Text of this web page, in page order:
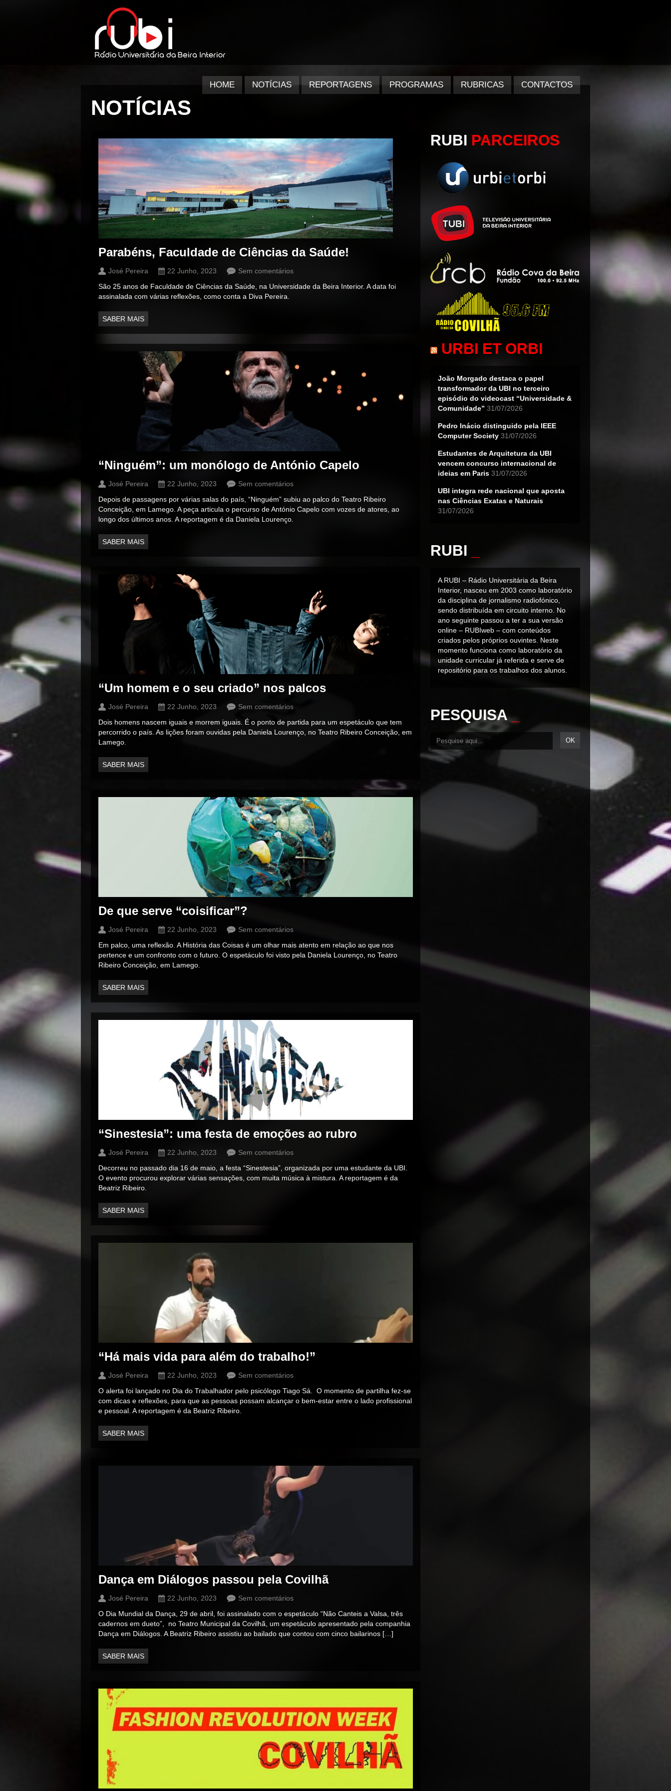
HOME NOTÍCIAS REPORTAGENS PROGRAMAS RUBRICAS CONTACTOS
NOTÍCIAS
RUBI PARCEIROS
URBI ET ORBI
João Morgado destaca o papel
transformador da UBI no terceiro
episódio do videocast “Universidade &
Comunidade” 31/07/2026
Pedro Inácio distinguido pela IEEE
Computer Society 31/07/2026
Estudantes de Arquitetura da UBI
vencem concurso internacional de
ideias em Paris 31/07/2026
UBI integra rede nacional que aposta
nas Ciências Exatas e Naturais
31/07/2026
RUBI
A RUBI – Rádio Universitária da Beira
Interior, nasceu em 2003 como laboratório
da disciplina de jornalismo radiofónico,
sendo distribuída em circuito interno. No
ano seguinte passou a ter a sua versão
online – RUBIweb – com conteúdos
criados pelos próprios ouvintes. Neste
momento funciona como laboratório da
unidade curricular já referida e serve de
repositório para os trabalhos dos alunos.
PESQUISA_
Parabéns, Faculdade de Ciências da Saúde!
José Pereira 22 Junho, 2023
Sem comentários
São 25 anos de Faculdade de Ciências da Saúde, na Universidade da Beira Interior. A data foi
assinalada com várias reflexões, como conta a Diva Pereira.
SABER MAIS
“Ninguém”: um monólogo de António Capelo
José Pereira 22 Junho, 2023
Sem comentários
Depois de passagens por várias salas do país, “Ninguém” subiu ao palco do Teatro Ribeiro
Conceição, em Lamego. A peça articula o percurso de António Capelo com vozes de atores, ao
longo dos últimos anos. A reportagem é da Daniela Lourenço.
SABER MAIS
“Um homem e o seu criado” nos palcos
José Pereira 22 Junho, 2023
Sem comentários
Dois homens nascem iguais e morrem iguais. É o ponto de partida para um espetáculo que tem
percorrido o país. As lições foram ouvidas pela Daniela Lourenço, no Teatro Ribeiro Conceição, em
Lamego.
SABER MAIS
De que serve “coisificar”?
José Pereira 22 Junho, 2023
Sem comentários
Em palco, uma reflexão. A História das Coisas é um olhar mais atento em relação ao que nos
pertence e um confronto com o futuro. O espetáculo foi visto pela Daniela Lourenço, no Teatro
Ribeiro Conceição, em Lamego.
SABER MAIS
“Sinestesia”: uma festa de emoções ao rubro
José Pereira 22 Junho, 2023
Sem comentários
Decorreu no passado dia 16 de maio, a festa “Sinestesia”, organizada por uma estudante da UBI.
O evento procurou explorar várias sensações, com muita música à mistura. A reportagem é da
Beatriz Ribeiro.
SABER MAIS
“Há mais vida para além do trabalho!”
José Pereira 22 Junho, 2023
Sem comentários
O alerta foi lançado no Dia do Trabalhador pelo psicólogo Tiago Sá. O momento de partilha fez-se
com dicas e reflexões, para que as pessoas possam alcançar o bem-estar entre o lado profissional
e pessoal. A reportagem é da Beatriz Ribeiro.
SABER MAIS
Dança em Diálogos passou pela Covilhã
José Pereira 22 Junho, 2023
Sem comentários
O Dia Mundial da Dança, 29 de abril, foi assinalado com o espetáculo “Não Canteis a Valsa, três
cadernos em dueto”, no Teatro Municipal da Covilhã, um espetáculo apresentado pela companhia
Dança em Diálogos. A Beatriz Ribeiro assistiu ao bailado que contou com cinco bailarinos […]
SABER MAIS